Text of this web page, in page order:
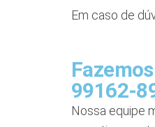
Em caso de
99162-
Nossa equipe